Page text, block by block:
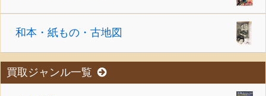
和本・紙もの・古地図
買取ジャンル一覧